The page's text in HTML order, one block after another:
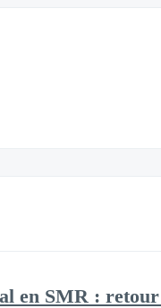
en SMR :